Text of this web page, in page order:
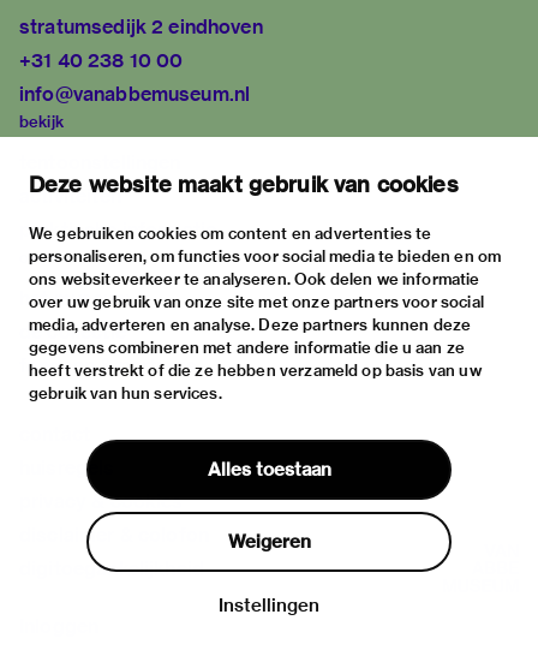
Deze website maakt gebruik van cookies
We gebruiken cookies om content en advertenties te
personaliseren, om functies voor social media te bieden en om
ons websiteverkeer te analyseren. Ook delen we informatie
over uw gebruik van onze site met onze partners voor social
media, adverteren en analyse. Deze partners kunnen deze
gegevens combineren met andere informatie die u aan ze
heeft verstrekt of die ze hebben verzameld op basis van uw
gebruik van hun services.
Alles toestaan
Weigeren
Instellingen
stratumsedijk 2 eindhoven
+31 40 238 10 00
info@vanabbemuseum.nl
bekijk
activiteiten
praktische informatie
over
het museum
de collectie
fondsen & partners
huisregels
privacy & cookies
disclaimer & colofon
digitoegankelijkheid